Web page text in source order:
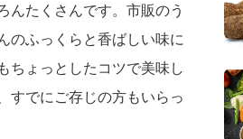
んたくさんです。市販のう
のふっくらと香ばしい味に
ちょっとしたコツで美味し
すでにご存じの方もいらっ